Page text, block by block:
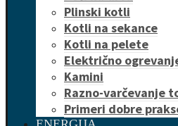
Plinski kotli
Kotli na sekance
Kotli na pelete
Električno
Kamini
Razno-varčevanje
Primeri dobre